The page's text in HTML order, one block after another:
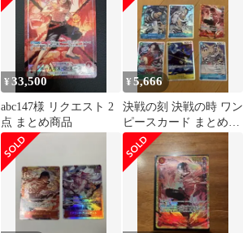
¥33,500
abc147様 リクエスト 2
点 まとめ商品
¥5,666
決戦の刻 決戦の時 ワン
ピースカード まとめう
り エース mr.3